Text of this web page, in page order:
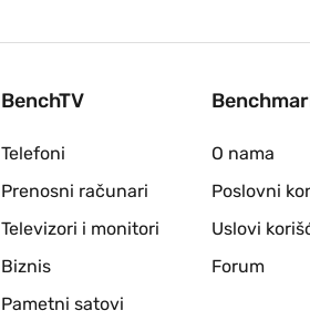
BenchTV
Telefoni
Prenosni računari
Televizori i monitori
Biznis
Pametni satovi
O nama
Poslovni
Uslovi
Forum